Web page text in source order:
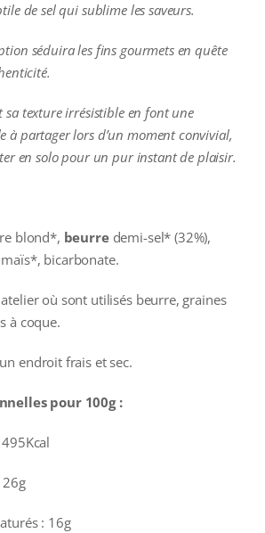
de sel qui sublime les saveurs.
séduira les fins gourmets en quête
sa texture irrésistible en font une
à partager lors d’un moment convivial,
en solo pour un pur instant de plaisir.
blond*, beurredemi-sel* (32%),
bicarbonate.
où sont utilisés beurre, graines
à coque.
endroit frais et sec.
pour 100g :
26g
: 16g